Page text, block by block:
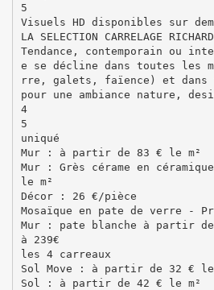
5
Visuels HD disponibles sur
LA SELECTION CARRELAGE
Tendance, contemporain ou
e se décline dans toutes les
rre, galets, faïence) et dans
pour une ambiance nature,
4
5
uniqué
Mur : à partir de 83 € le m²
Mur : Grès cérame en
le m²
Décor : 26 €/pièce
Mosaïque en pate de verre -
Mur : pate blanche à partir de
à 239€
les 4 carreaux
Sol Move : à partir de 32 € le
Sol : à partir de 42 € le m²